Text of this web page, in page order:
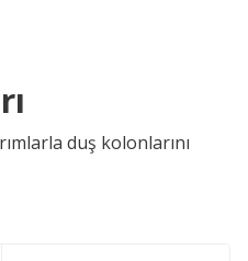
duş kolonlarını